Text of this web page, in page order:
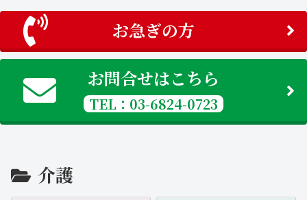
お急ぎの方
お問合せはこちら
TEL：03-6824-0723
介護